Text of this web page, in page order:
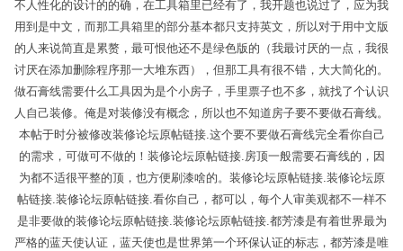
不人性化的设计的的确，在工具箱里已经有了，我开题也说过了，应为我
用到是中文，而那工具箱里的部分基本都只支持英文，所以对于用中文版
的人来说简直是累赘，最可恨他还不是绿色版的（我最讨厌的一点，我很
讨厌在添加删除程序那一大堆东西），但那工具有很不错，大大简化的。
做石膏线需要什么工具因为是个小房子，手里票子也不多，就找了个认识
人自己装修。俺是对装修没有概念，所以也不知道房子要不要做石膏线。
本帖于时分被修改装修论坛原帖链接.这个要不要做石膏线完全看你自己
的需求，可做可不做的！装修论坛原帖链接.房顶一般需要石膏线的，因
为都不适很平整的顶，也方便刷漆啥的。装修论坛原帖链接.装修论坛原
帖链接.装修论坛原帖链接.看你自己，都可以，每个人审美观都不一样不
是非要做的装修论坛原帖链接.装修论坛原帖链接.都芳漆是有着世界最为
严格的蓝天使认证，蓝天使也是世界第一个环保认证的标志，都芳漆是唯